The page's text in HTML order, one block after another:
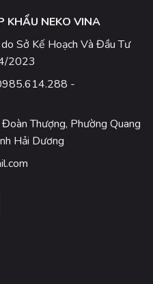
KHẨU NEKO VINA
Sở Kế Hoạch Và Đầu Tư
2023
-
Thượng, Phường Quang
Hải Dương